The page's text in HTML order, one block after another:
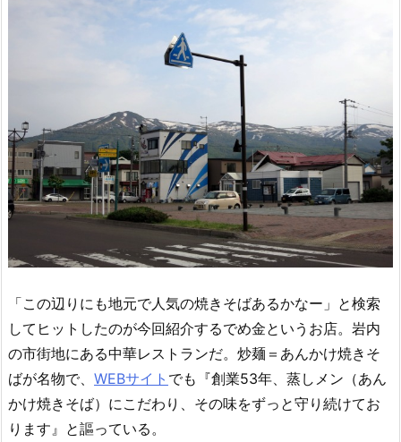
「この辺りにも地元で人気の焼きそばあるかなー」と検索
してヒットしたのが今回紹介するでめ金というお店。岩内
の市街地にある中華レストランだ。炒麺＝あんかけ焼きそ
ばが名物で、 WEBサイト でも『創業53年、蒸しメン（あん
かけ焼きそば）にこだわり、その味をずっと守り続けてお
ります』と謳っている。